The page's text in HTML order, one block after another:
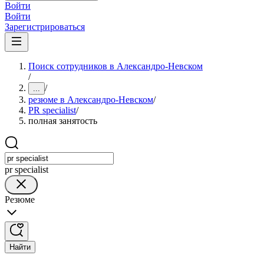
Войти
Войти
Зарегистрироваться
Поиск сотрудников в Александро-Невском
/
... /
резюме в Александро-Невском/
PR specialist/
полная занятость
pr specialist
Резюме
Найти